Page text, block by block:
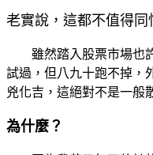
老實說，這都不值得同
雖然踏入股票市場也許
試過，但八九十跑不掉，
兇化吉，這絕對不是一般
為什麼？